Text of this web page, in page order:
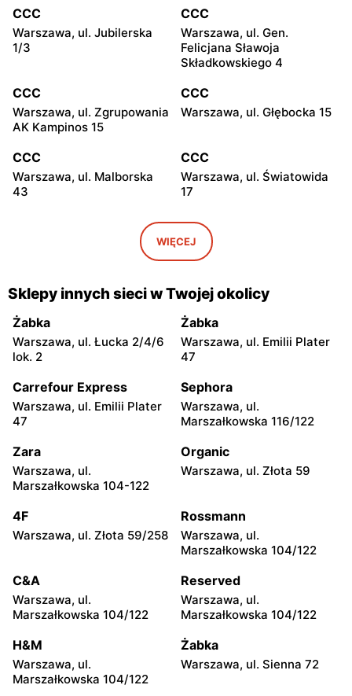
CCC
Warszawa, ul. Jubilerska
1/3
CCC
Warszawa, ul. Gen.
Felicjana Sławoja
Składkowskiego 4
CCC
Warszawa, ul. Zgrupowania
AK Kampinos 15
CCC
Warszawa, ul. Głębocka 15
CCC
Warszawa, ul. Malborska
43
CCC
Warszawa, ul. Światowida
17
CCC
Warszawa, ul. Kazimierza
Szpotańskiego 4
CCC
Łomianki, ul. Brukowa 25
CCC
Janki, ul. Mszczonowska 3
CCC
Pruszków, ul. Henryka
CCC
Legionowo, ul. Jerzego
CCC
Legionowo, ul. Marsz.
CCC
Józefów, ul. 3 Maja 148
CCC
Wołomin, ul. Geodetów 2
CCC
CCC
Podkowa Leśna, ul. Gołębia
CCC
Radzymin, ul. Konstytucji 3
Maja 13
CCC
Błonie, ul. Powstańców 12
CCC
Grodzisk Mazowiecki, ul.
Królewska 48
CCC
Nowy Dwór Mazowiecki, ul.
Warszawska 36
CCC
Mińsk Mazowiecki, ul.
WIĘCEJ
Sklepy innych sieci w Twojej okolicy
Żabka
Warszawa, ul. Łucka 2/4/6
lok. 2
Żabka
Warszawa, ul. Emilii Plater
47
Carrefour Express
Warszawa, ul. Emilii Plater
47
Sephora
Warszawa, ul.
Marszałkowska 116/122
Zara
Warszawa, ul.
Marszałkowska 104-122
Organic
Warszawa, ul. Złota 59
4F
Warszawa, ul. Złota 59/258
Rossmann
Warszawa, ul.
Marszałkowska 104/122
C&A
Warszawa, ul.
Marszałkowska 104/122
Reserved
Warszawa, ul.
Marszałkowska 104/122
H&M
Warszawa, ul.
Marszałkowska 104/122
Żabka
Warszawa, ul. Sienna 72